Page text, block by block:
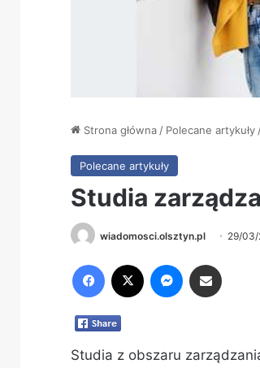
Strona główna / Polecane artykuły
Polecane artykuły
Studia
wiadomosci.olsztyn.pl 29/
Studia z obszaru